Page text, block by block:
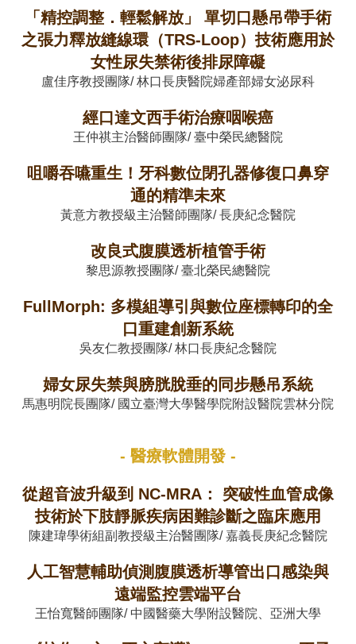
「精控調整．輕鬆解放」 單切口懸吊帶手術
之張力釋放縫線環（TRS-Loop）技術應用於
女性尿失禁術後排尿障礙
盧佳序教授團隊/ 林口長庚醫院婦產部婦女泌尿科
經口達文西手術治療咽喉癌
王仲祺主治醫師團隊/ 臺中榮民總醫院
咀嚼吞嚥重生！牙科數位閉孔器修復口鼻穿
通的精準未來
黃意方教授級主治醫師團隊/ 長庚紀念醫院
改良式腹膜透析植管手術
黎思源教授團隊/ 臺北榮民總醫院
FullMorph: 多模組導引與數位座標轉印的全
口重建創新系統
吳友仁教授團隊/ 林口長庚紀念醫院
婦女尿失禁與膀胱脫垂的同步懸吊系統
馬惠明院長團隊/ 國立臺灣大學醫學院附設醫院雲林分院
- 醫療軟體開發 -
從超音波升級到 NC-MRA： 突破性血管成像
技術於下肢靜脈疾病困難診斷之臨床應用
陳建瑋學術組副教授級主治醫團隊/ 嘉義長庚紀念醫院
人工智慧輔助偵測腹膜透析導管出口感染與
遠端監控雲端平台
王怡寬醫師團隊/ 中國醫藥大學附設醫院、亞洲大學